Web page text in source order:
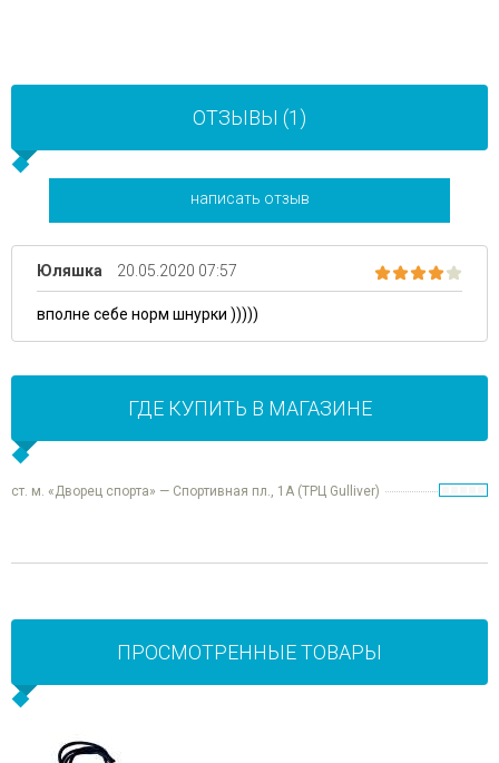
ОТЗЫВЫ (1)
написать отзыв
Юляшка 20.05.2020 07:57
вполне себе норм шнурки )))))
ГДЕ КУПИТЬ В МАГАЗИНЕ
ст. м. «Дворец спорта» — Спортивная пл., 1А (ТРЦ Gulliver)
ПРОСМОТРЕННЫЕ ТОВАРЫ